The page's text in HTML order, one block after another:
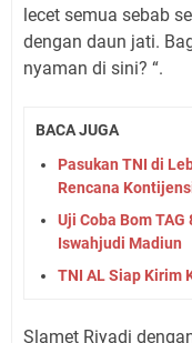
lecet semua sebab
dengan daun jati.
nyaman di sini? “.
BACA JUGA
Pasukan TNI di
Rencana
Uji Coba Bom
Iswahjudi Madiun
TNI AL Siap Kirim
Slamet Riyadi